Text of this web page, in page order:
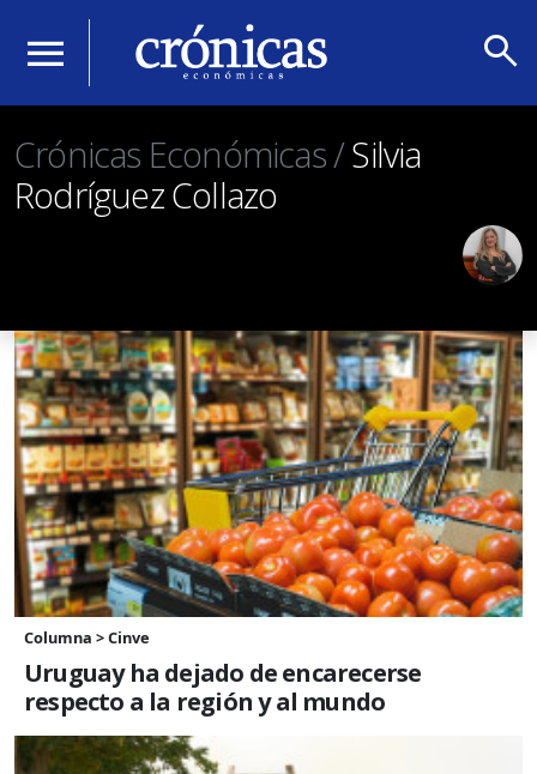
menu search
Crónicas Económicas /Silvia
Rodríguez Collazo
Columna > Cinve
Uruguay ha dejado de encarecerse
respecto a la región y al mundo